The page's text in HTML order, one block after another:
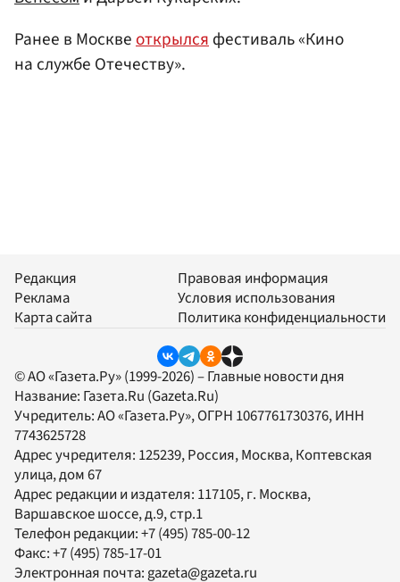
Ранее в Москвеоткрылсяфестиваль «Кино
на службе Отечеству».
Редакция
Реклама
Карта сайта
Правовая информация
Условия использования
Политика конфиденциальности
© АО «Газета.Ру» (1999-2026) – Главные новости дня
Название: Газета.Ru (Gazeta.Ru)
Учредитель:АО «Газета.Ру», ОГРН 1067761730376, ИНН
7743625728
Адрес учредителя: 125239, Россия, Москва, Коптевская
улица, дом 67
Адрес редакции и издателя: 117105, г. Москва,
Варшавское шоссе, д.9, стр.1
Телефон редакции:+7 (495) 785-00-12
Факс:+7 (495) 785-17-01
Электронная почта: gazeta@gazeta.ru